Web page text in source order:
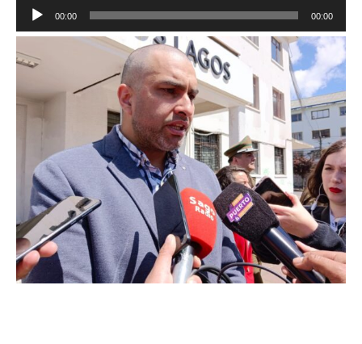
Reproductor
de
audio
00:00 00:00